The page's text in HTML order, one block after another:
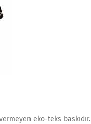
eko-teks baskıdır.